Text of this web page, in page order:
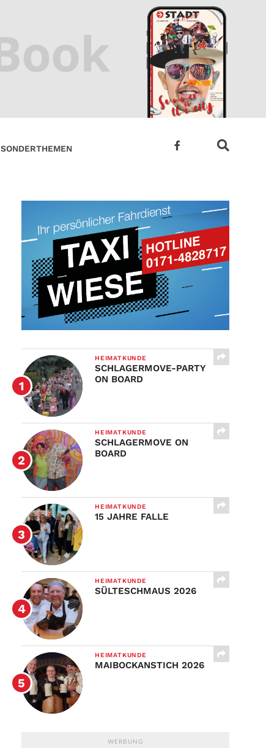
SONDERTHEMEN
HEIMATKUNDE
SCHLAGERMOVE-PARTY
ON BOARD
HEIMATKUNDE
SCHLAGERMOVE ON
BOARD
HEIMATKUNDE
15 JAHRE FALLE
HEIMATKUNDE
SÜLTESCHMAUS 2026
HEIMATKUNDE
MAIBOCKANSTICH 2026
WERBUNG